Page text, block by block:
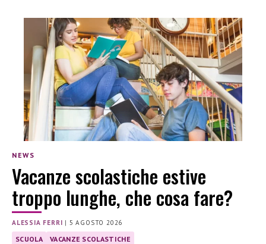
NEWS
Vacanze scolastiche estive
troppo lunghe, che cosa fare?
ALESSIA FERRI | 5 AGOSTO 2026
SCUOLA VACANZE SCOLASTICHE